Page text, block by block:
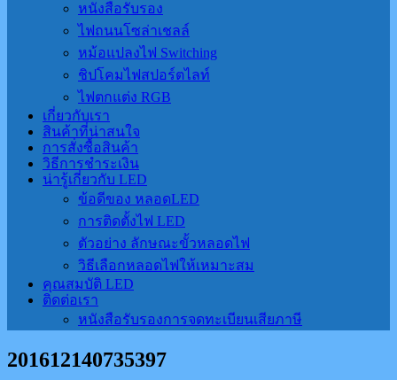
หนังสือรับรอง
ไฟถนนโซล่าเชลล์
หม้อแปลงไฟ Switching
ชิปโคมไฟสปอร์ตไลท์
ไฟตกแต่ง RGB
เกี่ยวกับเรา
สินค้าที่น่าสนใจ
การสั่งซื้อสินค้า
วิธีการชำระเงิน
น่ารู้เกี่ยวกับ LED
ข้อดีของ หลอดLED
การติดตั้งไฟ LED
ตัวอย่าง ลักษณะขั้วหลอดไฟ
วิธีเลือกหลอดไฟให้เหมาะสม
คุณสมบัติ LED
ติดต่อเรา
หนังสือรับรองการจดทะเบียนเสียภาษี
201612140735397